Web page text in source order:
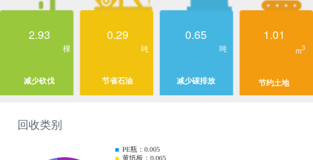
2.93
棵
减少砍伐
0.29
吨
节省石油
0.65
吨
减少碳排放
1.01
m3
节约土地
回收类别